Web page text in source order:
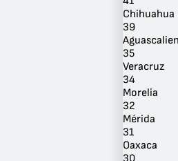
Chihuahua
39
35
Veracruz
34
Morelia
32
Mérida
31
Oaxaca
30